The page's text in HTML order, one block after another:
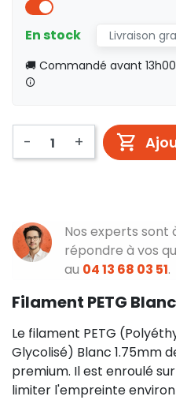
En stock
Livraison
🚚 Commandé avant
- +
Nos experts sont
répondre à vos
au 04 13 68 03 51.
Filament PETG
Le filament PETG
Glycolisé) Blanc 1.75mm
premium. Il est enroulé
limiter l'empreinte